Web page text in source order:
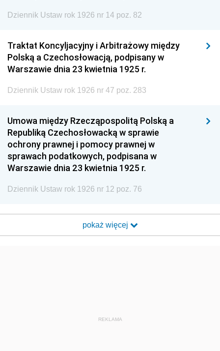
Dziennik Ustaw rok 1926 nr 14 poz. 82
Traktat Koncyljacyjny i Arbitrażowy między
Polską a Czechosłowacją, podpisany w
Warszawie dnia 23 kwietnia 1925 r.
Dziennik Ustaw rok 1926 nr 47 poz. 283
Umowa między Rzecząpospolitą Polską a
Republiką Czechosłowacką w sprawie
ochrony prawnej i pomocy prawnej w
sprawach podatkowych, podpisana w
Warszawie dnia 23 kwietnia 1925 r.
Dziennik Ustaw rok 1926 nr 12 poz. 76
pokaż więcej
REKLAMA